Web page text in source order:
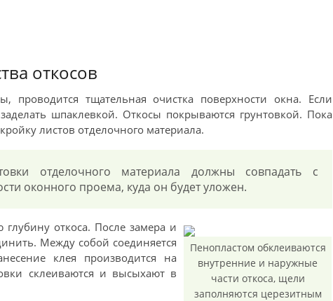
откосов
проводится тщательная очистка поверхности окна. Если
шпаклевкой. Откосы покрываются грунтовкой. Пока
листов отделочного материала.
отделочного материала должны совпадать с
оконного проема, куда он будет уложен.
Пенопластом обклеиваются
внутренние и наружные
части откоса, щели
заполняются церезитным
откоса. После замера и
Между собой соединяется
клея производится на
склеиваются и высыхают в